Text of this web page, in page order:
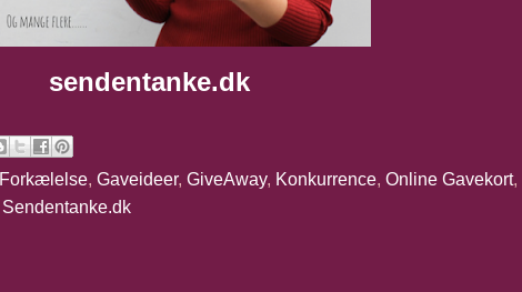
sendentanke.dk
Forkælelse, Gaveideer, GiveAway, Konkurrence, Online Gavekort,
Sendentanke.dk